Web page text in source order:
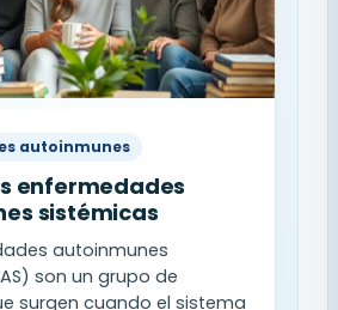
autoinmunes
enfermedades
sistémicas
autoinmunes
son un grupo de
surgen cuando el sistema